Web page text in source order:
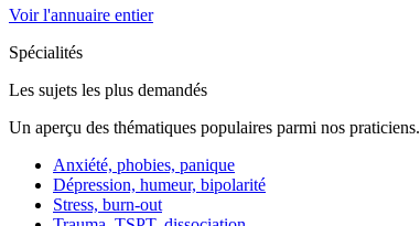
Voir l'annuaire entier
Spécialités
Les sujets les plus demandés
Un aperçu des thématiques populaires parmi nos praticiens.
Anxiété, phobies, panique
Dépression, humeur, bipolarité
Stress, burn-out